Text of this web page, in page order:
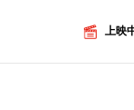
上映